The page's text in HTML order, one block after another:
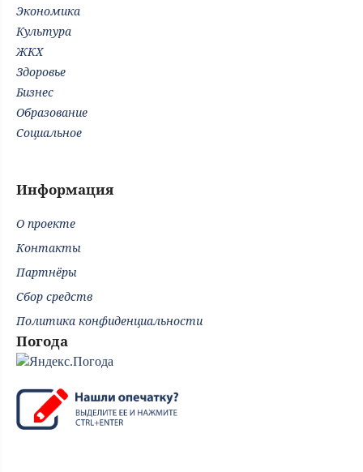
Экономика
Культура
ЖКХ
Здоровье
Бизнес
Образование
Социальное
Информация
О проекте
Контакты
Партнёры
Сбор средств
Политика конфиденциальности
Погода